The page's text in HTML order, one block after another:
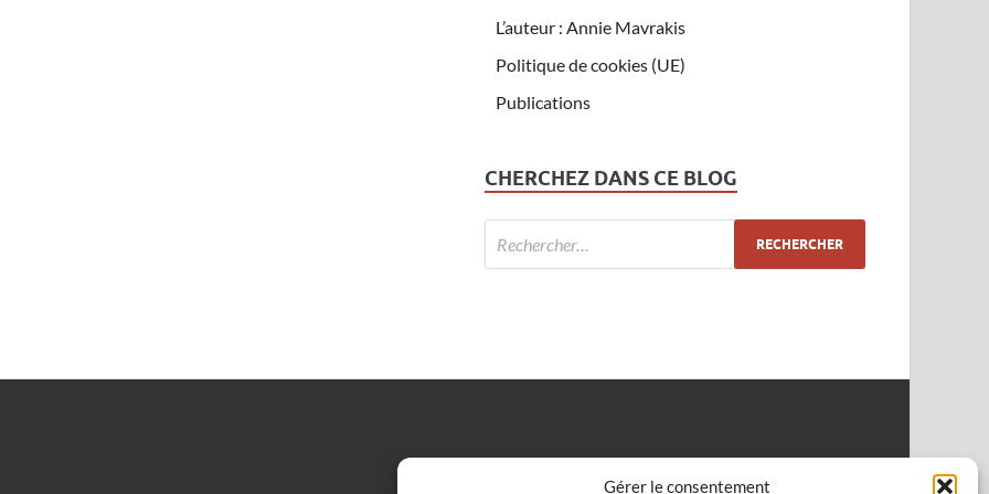
Gérer le consentement
L’auteur : Annie Mavrakis
Politique de cookies (UE)
Publications
CHERCHEZ DANS CE BLOG